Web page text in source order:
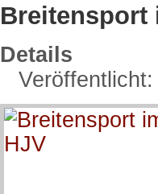
Breitensport
Details